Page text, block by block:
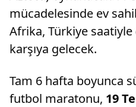
mücadelesinde ev
Afrika, Türkiye saatiyle
karşıya gelecek.
Tam 6 hafta boyunca
futbol maratonu, 19